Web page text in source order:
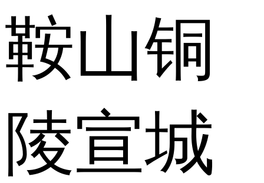
鞍山铜
陵宣城